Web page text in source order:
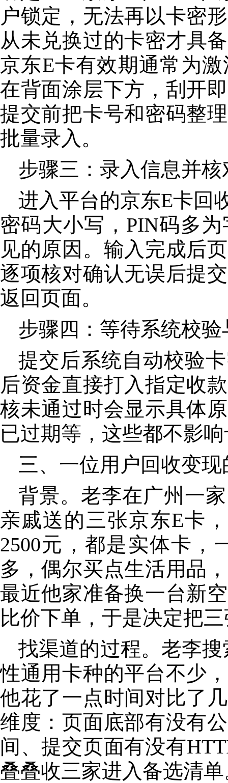
户锁定，无法再以卡密
从未兑换过的卡密才具
京东E卡有效期通常为
在背面涂层下方，刮开
提交前把卡号和密码整
批量录入。
步骤三：录入信息并核
进入平台的京东E卡回
密码大小写，PIN码多
见的原因。输入完成后
逐项核对确认无误后提
返回页面。
步骤四：等待系统校验
提交后系统自动校验
后资金直接打入指定收
核未通过时会显示具体
已过期等，这些都不影
三、一位用户回收变
背景。老李在广州一
亲戚送的三张京东E卡
2500元，都是实体卡，
多，偶尔买点生活用品
最近他家准备换一台新
比价下单，于是决定把
找渠道的过程。老李
性通用卡种的平台不少
他花了一点时间对比了
维度：页面底部有没有
间、提交页面有没有
叠叠收三家进入备选清